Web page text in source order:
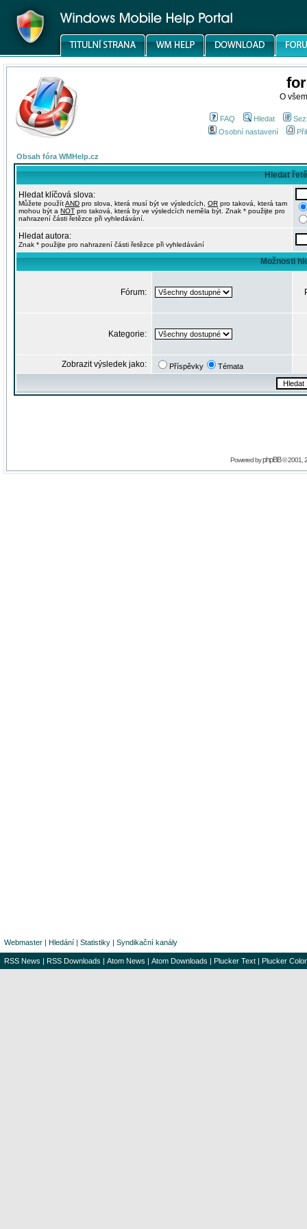
O
FAQ Hledat
Osobní nastavení
Obsah fóra WMHelp.cz
Hledat
Hledat klíčová slova:
Můžete použítAND pro slova, která musí být ve výsledcích, OR pro taková, která tam
mohou být a NOT pro taková, která by ve výsledcích neměla být. Znak * použijte pro
nahrazení části řetězce při vyhledávání.
Hledat autora:
Znak * použijte pro nahrazení části řetězce při vyhledávání
Možnosti
Fórum:
Kategorie:
Zobrazit výsledek jako: Příspěvky Témata
Powered byphpBB© 2001,
Webmaster | Hledání | Statistiky | Syndikační kanály
RSS News | RSS Downloads | Atom News | Atom Downloads | Plucker Text | Plucker Color